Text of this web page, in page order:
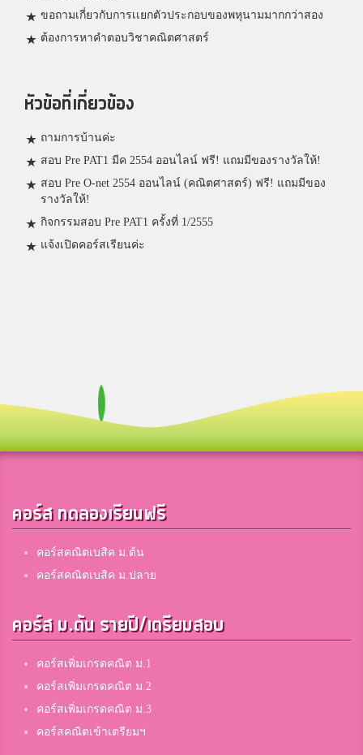
ขอถามเกี่ยวกับการเเยกตัวประกอบของพหุนามมากกว่าสอง
ต้องการหาคำตอบวิชาคณิตศาสตร์
หัวข้อที่เกี่ยวข้อง
ถามการบ้านค่ะ
สอบ Pre PAT1 มีค 2554 ออนไลน์ ฟรี! แถมมีของรางวัลให้!
สอบ Pre O-net 2554 ออนไลน์ (คณิตศาสตร์) ฟรี! แถมมีของ
รางวัลให้!
กิจกรรมสอบ Pre PAT1 ครั้งที่ 1/2555
แจ้งเปิดคอร์สเรียนค่ะ
คอร์ส ทดลองเรียนฟรี
คอร์สคณิตเบสิค ม.ต้น
คอร์สคณิตเบสิค ม.ปลาย
คอร์ส ม.ต้น รายปี/เตรียมสอบ
คอร์สเพิ่มเกรดคณิต ม.1
คอร์สเพิ่มเกรดคณิต ม.2
คอร์สเพิ่มเกรดคณิต ม.3
คอร์สคณิตเข้าเตรียมฯ